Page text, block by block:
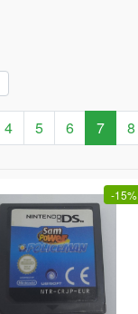
4 5 6 7 8
-15%